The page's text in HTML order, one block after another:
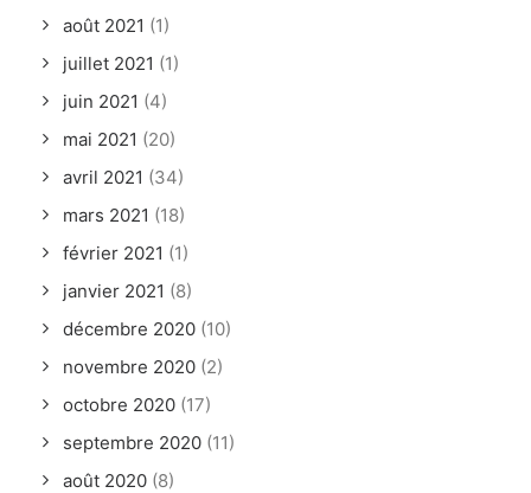
août 2021 (1)
juillet 2021 (1)
juin 2021 (4)
mai 2021 (20)
avril 2021 (34)
mars 2021 (18)
février 2021 (1)
janvier 2021 (8)
décembre 2020 (10)
novembre 2020 (2)
octobre 2020 (17)
septembre 2020 (11)
août 2020 (8)